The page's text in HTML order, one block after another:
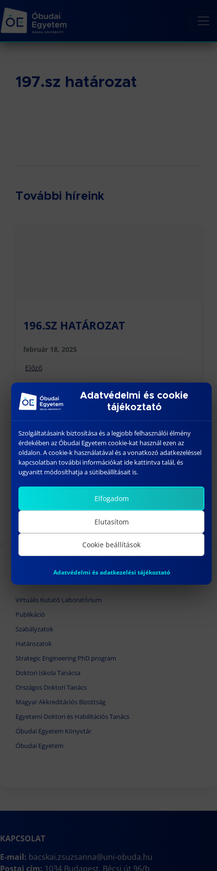
197.sz határozat
További híreink
196.SZ HATÁROZAT
február 18, 2025
Előző
198.SZ HATÁROZAT
TOVÁBBI LINKEK
Virtuális Kutató Laboratórium
Publikáció
Szabályzatok
Határozatok
Strategic Engineering PhD program
Doktori Iskola Tanácsa
Országos Doktori Tanács
Magyar Akkreditációs Bizottság
Egyetemi Doktori és Habilitációs Tanács
Óbudai Egyetem Könyvtár
Óbudai Egyetem
KAPCSOLAT
E-mail: bacskai.zsuzsanna@uni-obuda.hu
Postai cím: 1034 Budapest, Bécsi út 96/b
Adatvédelmi és cookie
tájékoztató
Szolgáltatásaink biztosítása és a legjobb felhasználói élmény
érdekében az Óbudai Egyetem cookie-kat használ ezen az
oldalon. A cookie-k használatával és a vonatkozó adatkezeléssel
kapcsolatban további információkat ide kattintva talál, és
ugyanitt módosíthatja a sütibeállításait is.
Elfogadom
Elutasítom
Cookie beállítások
Adatvédelmi és adatkezelési tájékoztató